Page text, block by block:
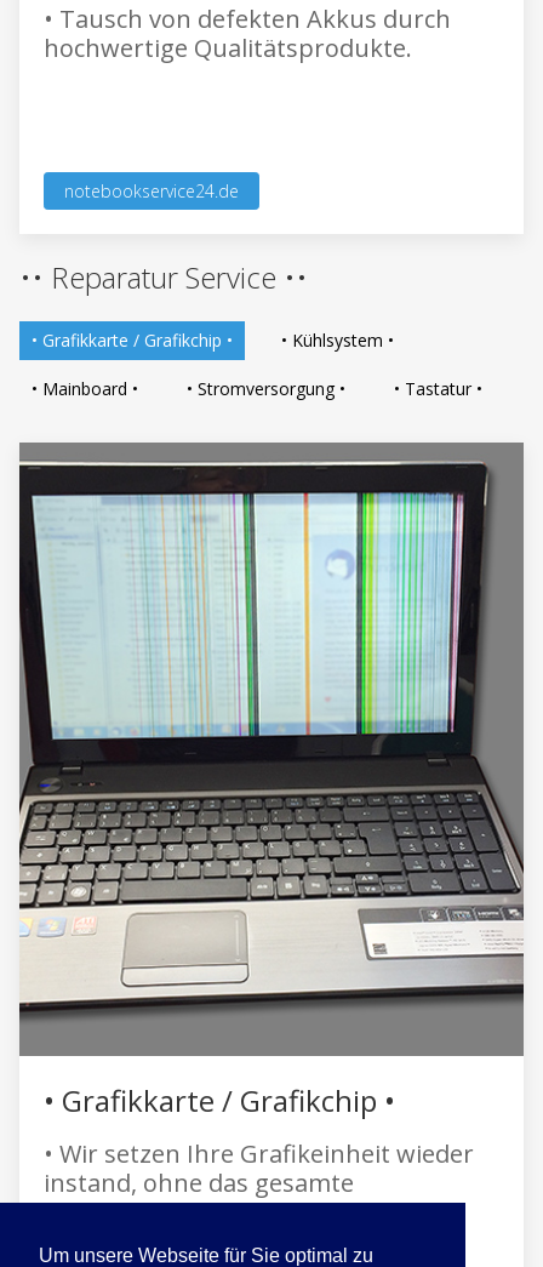
Um unsere Webseite für Sie optimal zu
• Tausch von defekten Akkus durch
hochwertige Qualitätsprodukte.
notebookservice24.de
•• Reparatur Service ••
• Grafikkarte / Grafikchip • • Kühlsystem •
• Mainboard • • Stromversorgung • • Tastatur •
• Grafikkarte / Grafikchip •
• Wir setzen Ihre Grafikeinheit wieder
instand, ohne das gesamte
Motherboard zu tauschen.